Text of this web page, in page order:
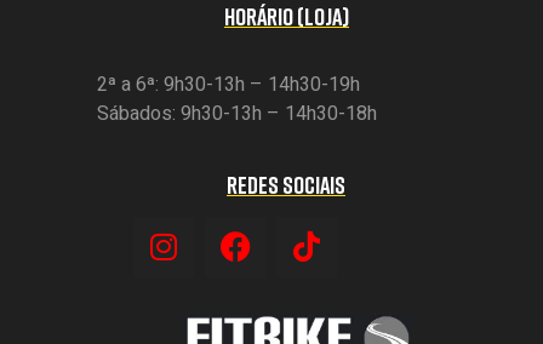
HORÁRIO (LOJA)
2ª a 6ª: 9h30-13h – 14h30-19h
Sábados: 9h30-13h – 14h30-18h
REDES SOCIAIS